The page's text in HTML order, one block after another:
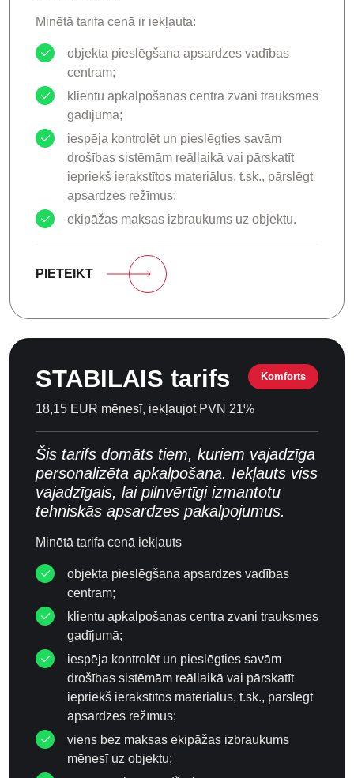
Minētā tarifa cenā ir iekļauta:
objekta pieslēgšana apsardzes vadības
centram;
klientu apkalpošanas centra zvani trauksmes
gadījumā;
iespēja kontrolēt un pieslēgties savām
drošības sistēmām reāllaikā vai pārskatīt
iepriekš ierakstītos materiālus, t.sk., pārslēgt
apsardzes režīmus;
ekipāžas maksas izbraukums uz objektu.
PIETEIKT
STABILAIS tarifs Komforts
18,15 EUR mēnesī, iekļaujot PVN 21%
Šis tarifs domāts tiem, kuriem vajadzīga
personalizēta apkalpošana. Iekļauts viss
vajadzīgais, lai pilnvērtīgi izmantotu
tehniskās apsardzes pakalpojumus.
Minētā tarifa cenā iekļauts
objekta pieslēgšana apsardzes vadības
centram;
klientu apkalpošanas centra zvani trauksmes
gadījumā;
iespēja kontrolēt un pieslēgties savām
drošības sistēmām reāllaikā vai pārskatīt
iepriekš ierakstītos materiālus, t.sk., pārslēgt
apsardzes režīmus;
viens bez maksas ekipāžas izbraukums
mēnesī uz objektu;